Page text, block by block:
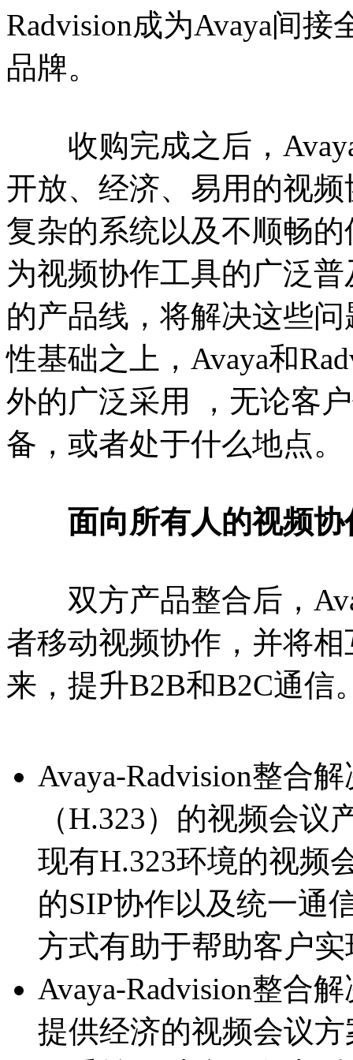
Radvision成为Avaya间接
品牌。
收购完成之后，
开放、经济、易用的视
复杂的系统以及不顺畅
为视频协作工具的广泛普
的产品线，将解决这些
性基础之上，Avaya和
外的广泛采用 ，无论客
备，或者处于什么地点。
面向所有人的视频协
双方产品整合后，
者移动视频协作，并将
来，提升B2B和B2C通信
Avaya-Radvision整合
（H.323）的视频会
现有H.323环境的视频
的SIP协作以及统一通
方式有助于帮助客户
Avaya-Radvision整合
提供经济的视频会议